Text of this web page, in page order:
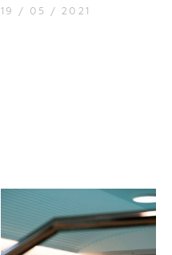
19 / 05 / 2021